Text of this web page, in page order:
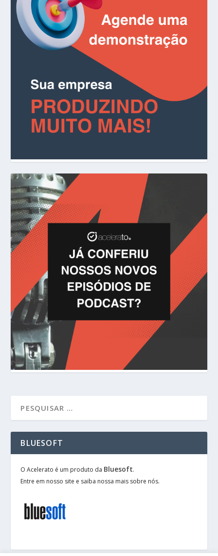
BLUESOFT
O Acelerato é um produto da Bluesoft.
Entre em nosso site e saiba nossa mais sobre nós.